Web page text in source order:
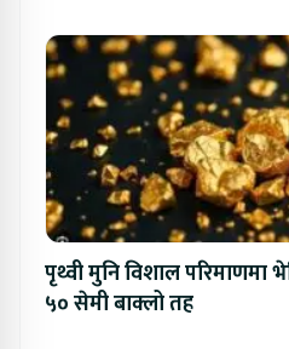
पृथ्वी मुनि विशाल
५० सेमी बाक्लो तह